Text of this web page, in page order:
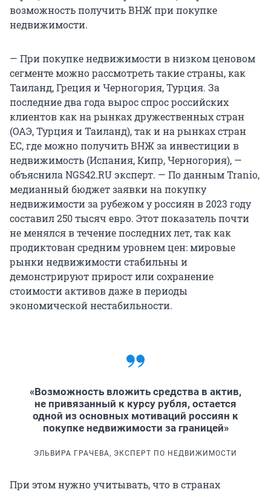
возможность получить ВНЖ при покупке
недвижимости.
— При покупке недвижимости в низком ценовом
сегменте можно рассмотреть такие страны, как
Таиланд, Греция и Черногория, Турция. За
последние два года вырос спрос российских
клиентов как на рынках дружественных стран
(ОАЭ, Турция и Таиланд), так и на рынках стран
ЕС, где можно получить ВНЖ за инвестиции в
недвижимость (Испания, Кипр, Черногория), —
объяснила NGS42.RU эксперт. — По данным Tranio,
медианный бюджет заявки на покупку
недвижимости за рубежом у россиян в 2023 году
составил 250 тысяч евро. Этот показатель почти
не менялся в течение последних лет, так как
продиктован средним уровнем цен: мировые
рынки недвижимости стабильны и
демонстрируют прирост или сохранение
стоимости активов даже в периоды
экономической нестабильности.
«Возможность вложить средства в актив,
не привязанный к курсу рубля, остается
одной из основных мотиваций россиян к
покупке недвижимости за границей»
ЭЛЬВИРА ГРАЧЕВА, ЭКСПЕРТ ПО НЕДВИЖИМОСТИ
При этом нужно учитывать, что в странах